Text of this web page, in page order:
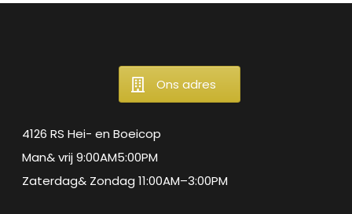
Ons adres
4126 RS Hei- en Boeicop
Man& vrij 9:00AM5:00PM
Zaterdag& Zondag 11:00AM–3:00PM